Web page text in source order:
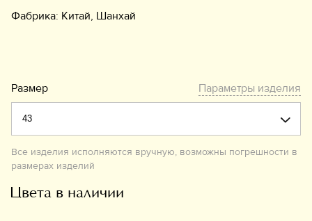
Фабрика: Китай, Шанхай
Размер Параметры изделия
Все изделия исполняются вручную, возможны погрешности в
размерах изделий
Цвета в наличии